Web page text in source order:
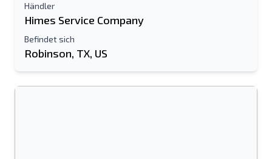
Händler
Himes Service Company
Befindet sich
Robinson, TX, US
An einen Freund senden